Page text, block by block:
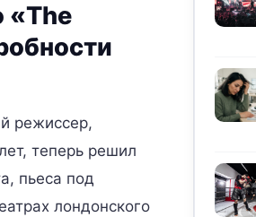
«The
режиссер,
теперь решил
пьеса под
лондонского